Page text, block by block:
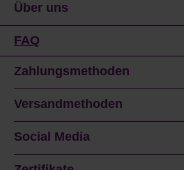
Über uns
FAQ
Zahlungsmethoden
Versandmethoden
Social Media